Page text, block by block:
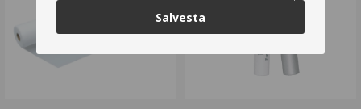
Salvesta